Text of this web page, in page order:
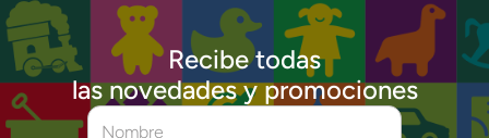
Recibe todas
las novedades y promociones